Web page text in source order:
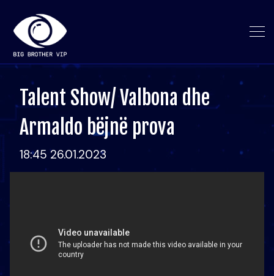
Talent Show/ Valbona dhe
Armaldo bëjnë prova
18:45 26.01.2023